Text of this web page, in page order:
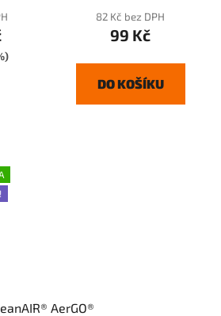
82 Kč bez DPH
99 Kč
DO KOŠÍKU
AerGO®